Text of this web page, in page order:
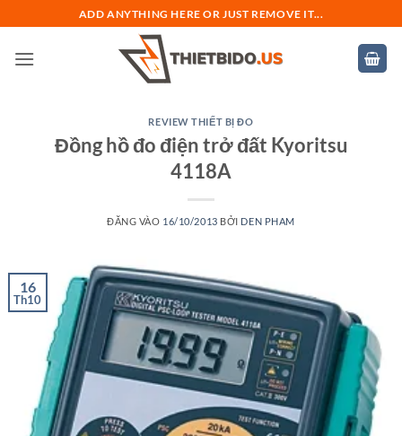
qua
nội
ADD ANYTHING HERE OR JUST REMOVE IT...
REVIEW THIẾT BỊ ĐO
Đồng hồ đo điện trở đất Kyoritsu
4118A
ĐĂNG VÀO 16/10/2013 BỞI DEN PHAM
16
Th10